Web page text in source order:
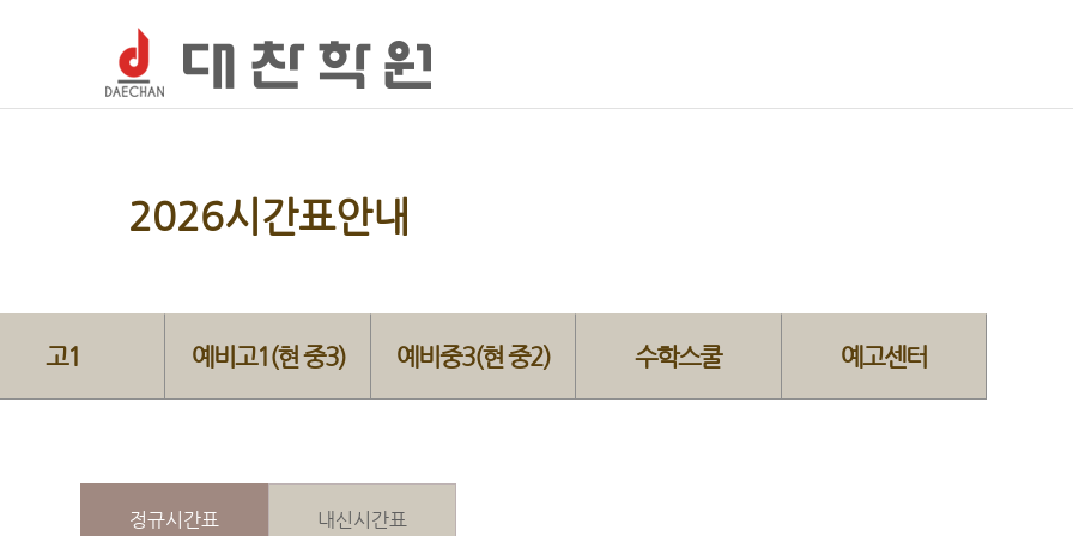
2026시간표안내
고1 예비고1(현 중3) 예비중3(현 중2) 수학스쿨 예고센터
정규시간표 내신시간표